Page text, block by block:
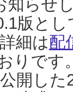
知らせ
版と
細は配
りです
開し